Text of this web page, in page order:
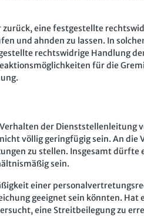
eine festgestellte
und ahnden zu lassen. In
rechtswidrige Handlung
für die
der Dienststellenleitung
völlig geringfügig sein. An die
zu stellen. Insgesamt dürfte
sein.
einer
geeignet sein könnten. Hat
eine Streitbeilegung zu